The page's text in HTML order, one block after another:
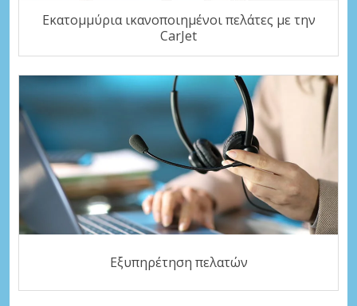
Εκατομμύρια ικανοποιημένοι πελάτες με την
CarJet
Εξυπηρέτηση πελατών